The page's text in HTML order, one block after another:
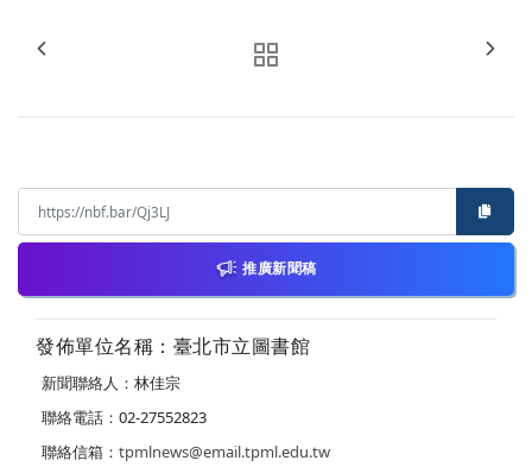
推廣新聞稿
發佈單位名稱：臺北市立圖書館
新聞聯絡人：林佳宗
聯絡電話：02-27552823
聯絡信箱： tpmlnews@email.tpml.edu.tw